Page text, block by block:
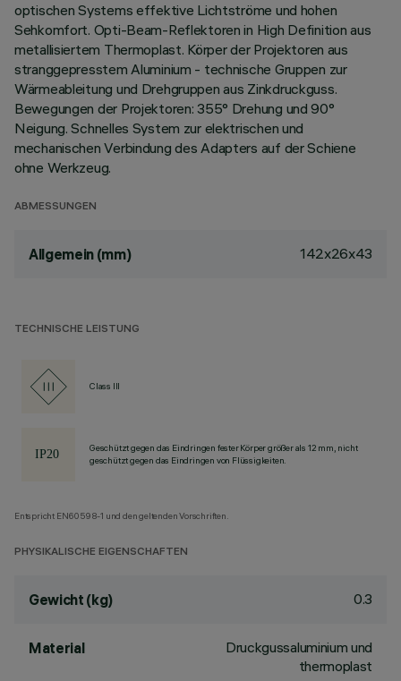
optischen Systems effektive Lichtströme und hohen
Sehkomfort. Opti-Beam-Reflektoren in High Definition aus
metallisiertem Thermoplast. Körper der Projektoren aus
stranggepresstem Aluminium - technische Gruppen zur
Wärmeableitung und Drehgruppen aus Zinkdruckguss.
Bewegungen der Projektoren: 355° Drehung und 90°
Neigung. Schnelles System zur elektrischen und
mechanischen Verbindung des Adapters auf der Schiene
ohne Werkzeug.
ABMESSUNGEN
Allgemein (mm) 142x26x43
TECHNISCHE LEISTUNG
Class III
Geschützt gegen das Eindringen fester Körper größer als 12 mm, nicht
geschützt gegen das Eindringen von Flüssigkeiten.
Entspricht EN60598-1 und den geltenden Vorschriften.
PHYSIKALISCHE EIGENSCHAFTEN
Gewicht (kg) 0.3
Material
Druckgussaluminium und
thermoplast